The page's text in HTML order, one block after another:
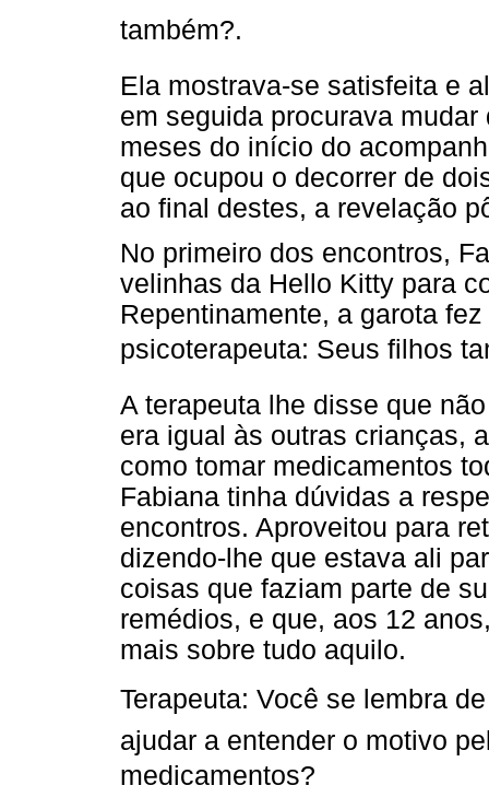
também?.
Ela mostrava-se satisfeita e
em seguida procurava
meses do início do
que ocupou o decorrer de
ao final destes, a revelação
No primeiro dos encontros,
velinhas da Hello Kitty para
Repentinamente, a garota
psicoterapeuta: Seus filhos
A terapeuta lhe disse que
era igual às outras crianças,
como tomar medicamentos
Fabiana tinha dúvidas a
encontros. Aproveitou para
dizendo-lhe que estava ali
coisas que faziam parte de
remédios, e que, aos 12
mais sobre tudo aquilo.
Terapeuta: Você se lembra
ajudar a entender o motivo
medicamentos?